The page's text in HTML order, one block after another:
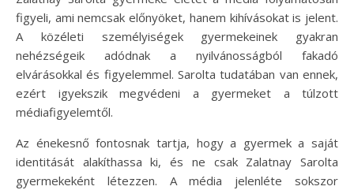
figyeli, ami nemcsak előnyöket, hanem kihívásokat is jelent.
A közéleti személyiségek gyermekeinek gyakran
nehézségeik adódnak a nyilvánosságból fakadó
elvárásokkal és figyelemmel. Sarolta tudatában van ennek,
ezért igyekszik megvédeni a gyermeket a túlzott
médiafigyelemtől.
Az énekesnő fontosnak tartja, hogy a gyermek a saját
identitását alakíthassa ki, és ne csak Zalatnay Sarolta
gyermekeként létezzen. A média jelenléte sokszor